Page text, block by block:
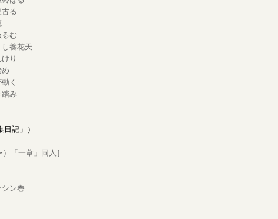
る
む
養花天
り
く
踏み
日記」）
）「一葦」同人］
ン巻